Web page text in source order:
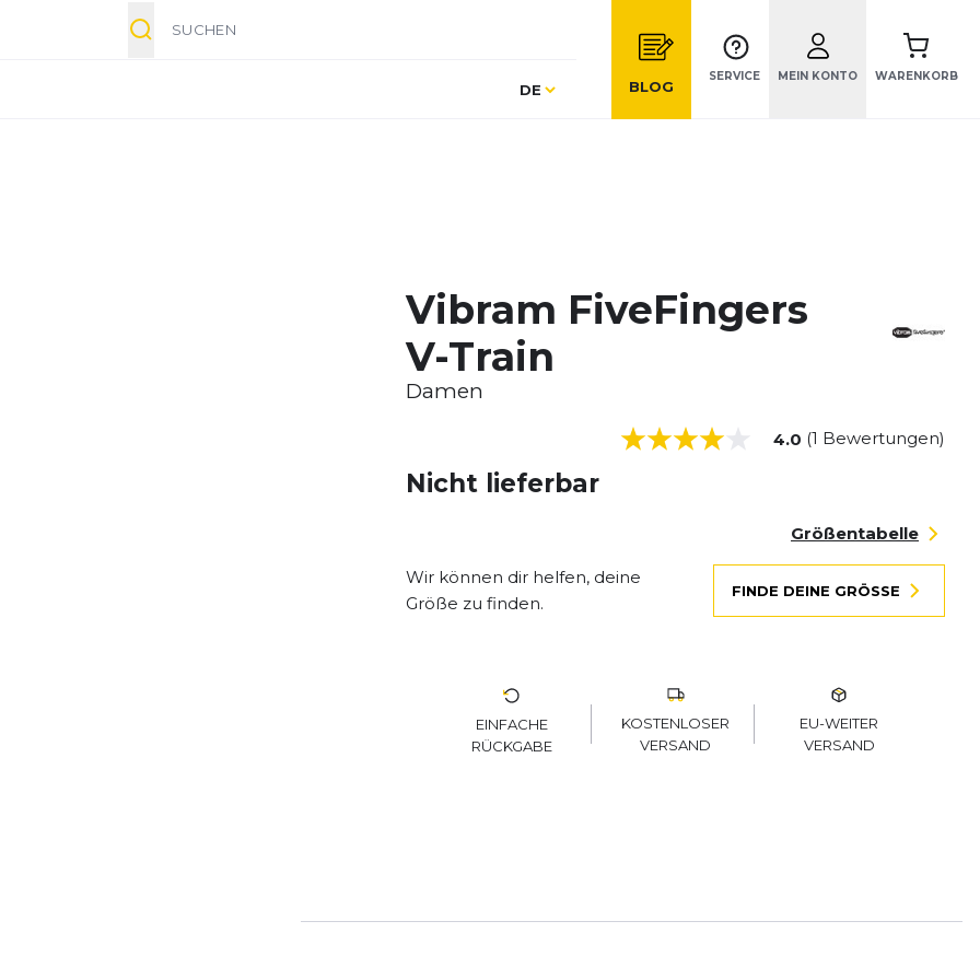
Sprache
DE BLOG
SERVICE MEIN KONTO WARENKORB
Vibram FiveFingers
V-Train
Damen
4.0 (1 Bewertungen)
Nicht lieferbar
Größentabelle
Wir können dir helfen, deine
Größe zu finden.
FINDE DEINE GRÖSSE
EINFACHE
RÜCKGABE
KOSTENLOSER
VERSAND
EU-WEITER
VERSAND